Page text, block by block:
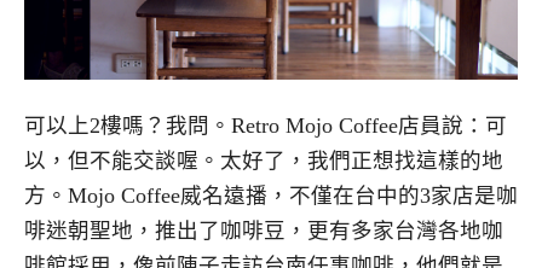
可以上2樓嗎？我問。Retro Mojo Coffee店員說：可
以，但不能交談喔。太好了，我們正想找這樣的地
方。Mojo Coffee威名遠播，不僅在台中的3家店是咖
啡迷朝聖地，推出了咖啡豆，更有多家台灣各地咖